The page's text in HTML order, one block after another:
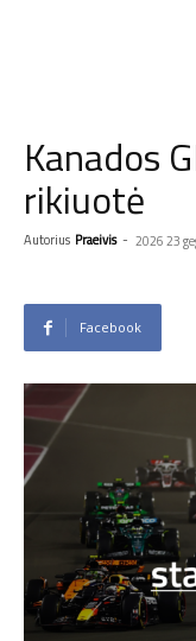
Kanados
rikiuotė
Autorius Praeivis - 2026 23
Facebook